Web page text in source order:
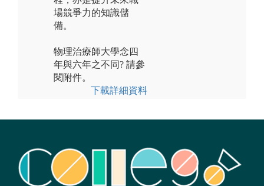
場競爭力的知識儲
備。
物理治療師大學念四
年與六年之不同? 請參
閱附件。
下載詳細資料